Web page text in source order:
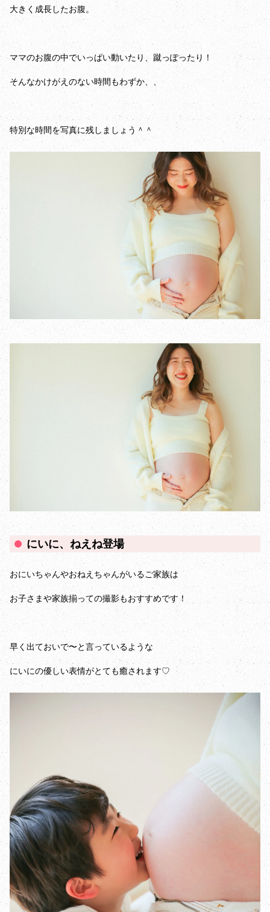
大きく成長したお腹。
ママのお腹の中でいっぱい動いたり、蹴っぽったり！
そんなかけがえのない時間もわずか、、
特別な時間を写真に残しましょう＾＾
にいに、ねえね登場
おにいちゃんやおねえちゃんがいるご家族は
お子さまや家族揃っての撮影もおすすめです！
早く出ておいで〜と言っているような
にいにの優しい表情がとても癒されます♡